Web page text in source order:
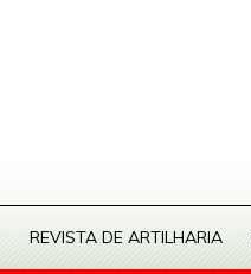
REVISTA DE ARTILHARIA